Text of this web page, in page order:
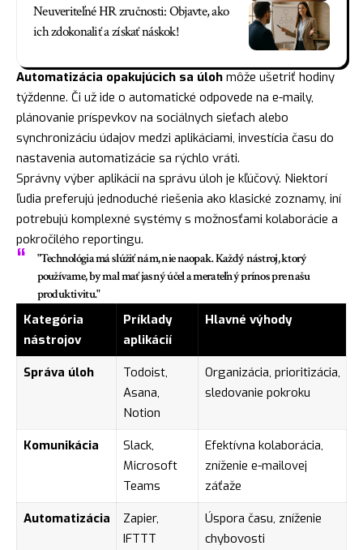
Neuveriteľné HR zručnosti: Objavte, ako
ich zdokonaliť a získať náskok!
Automatizácia opakujúcich sa úloh môže ušetriť hodiny
týždenne. Či už ide o automatické odpovede na e-maily,
plánovanie príspevkov na sociálnych sieťach alebo
synchronizáciu údajov medzi aplikáciami, investícia času do
nastavenia automatizácie sa rýchlo vráti.
Správny výber aplikácií na správu úloh je kľúčový. Niektorí
ľudia preferujú jednoduché riešenia ako klasické zoznamy, iní
potrebujú komplexné systémy s možnosťami kolaborácie a
pokročilého reportingu.
"Technológia má slúžiť nám, nie naopak. Každý nástroj, ktorý
používame, by mal mať jasný účel a merateľný prínos pre našu
produktivitu."
Kategória
nástrojov
Príklady
aplikácií
Hlavné výhody
Správa úloh
Todoist,
Asana,
Notion
Organizácia, prioritizácia,
sledovanie pokroku
Komunikácia
Slack,
Microsoft
Teams
Efektívna kolaborácia,
zníženie e-mailovej
záťaže
Automatizácia
Zapier,
IFTTT
Úspora času, zníženie
chybovosti